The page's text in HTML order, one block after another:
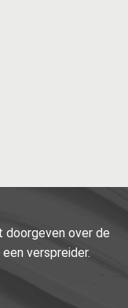
doorgeven over de
verspreider.